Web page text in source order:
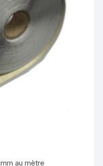
sur
page
du
produit
au mètre